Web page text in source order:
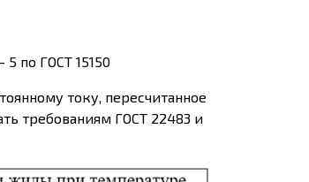
по ГОСТ 15150
току, пересчитанное
требованиям ГОСТ 22483 и